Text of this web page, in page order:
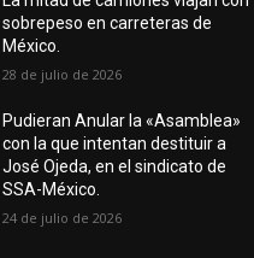
sobrepeso en carreteras de
México.
28 de julio de 2026
Pudieran Anular la «Asamblea»
con la que intentan destituir a
José Ojeda, en el sindicato de
SSA-México.
24 de julio de 2026